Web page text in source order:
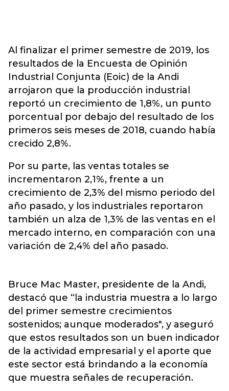
Al finalizar el primer semestre de 2019, los
resultados de la Encuesta de Opinión
Industrial Conjunta (Eoic) de la Andi
arrojaron que la producción industrial
reportó un crecimiento de 1,8%, un punto
porcentual por debajo del resultado de los
primeros seis meses de 2018, cuando había
crecido 2,8%.
Por su parte, las ventas totales se
incrementaron 2,1%, frente a un
crecimiento de 2,3% del mismo periodo del
año pasado, y los industriales reportaron
también un alza de 1,3% de las ventas en el
mercado interno, en comparación con una
variación de 2,4% del año pasado.
Bruce Mac Master, presidente de la Andi,
destacó que “la industria muestra a lo largo
del primer semestre crecimientos
sostenidos; aunque moderados", y aseguró
que estos resultados son un buen indicador
de la actividad empresarial y el aporte que
este sector está brindando a la economía
que muestra señales de recuperación.